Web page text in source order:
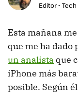
Editor - Tech
Esta mañana
que me ha dado
un analista que
iPhone más
posible. Según